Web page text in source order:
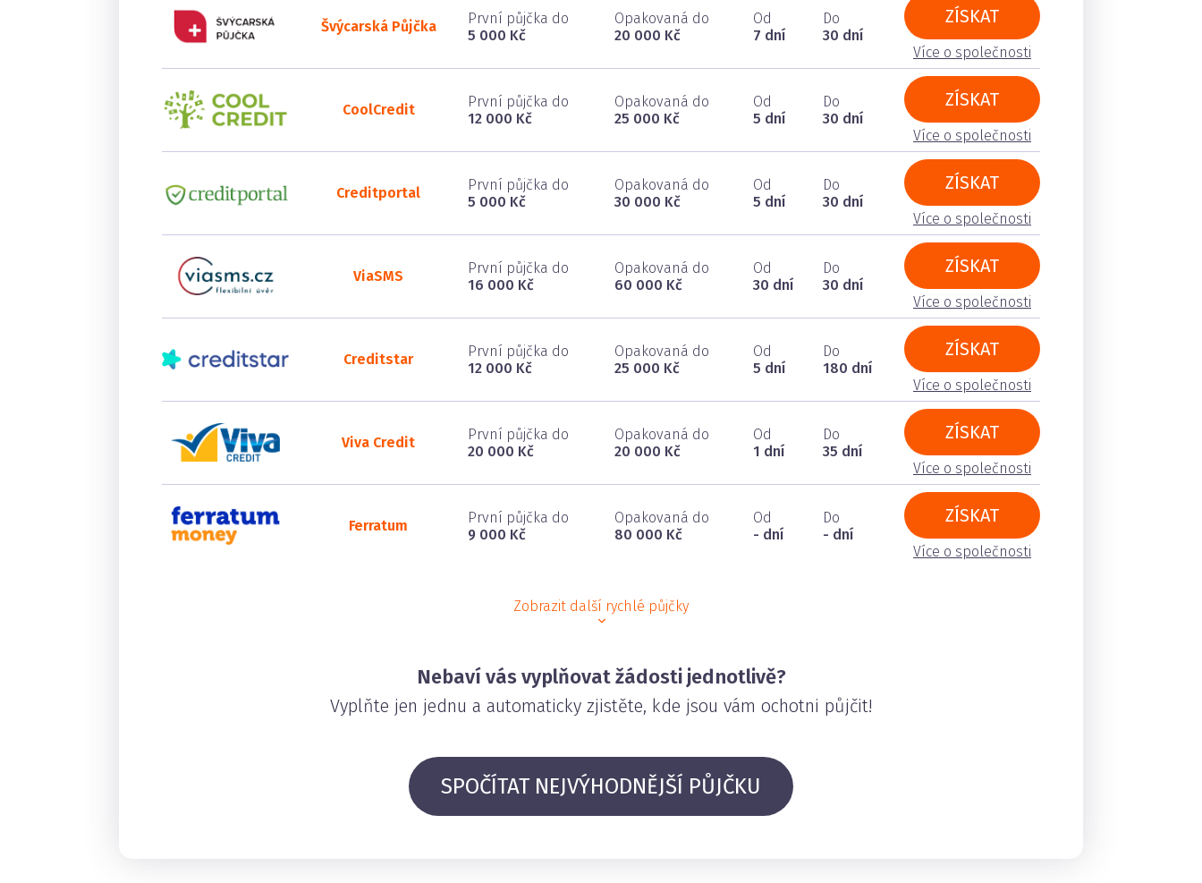
Švýcarská Půjčka
První půjčka do
5 000 Kč
Opakovaná do
20 000 Kč
Od
7 dní
Do
30 dní
ZÍSKAT
Více o společnosti
CoolCredit
První půjčka do
12 000 Kč
Opakovaná do
25 000 Kč
Od
5 dní
Do
30 dní
ZÍSKAT
Více o společnosti
Creditportal
První půjčka do
5 000 Kč
Opakovaná do
30 000 Kč
Od
5 dní
Do
30 dní
ZÍSKAT
Více o společnosti
ViaSMS
První půjčka do
16 000 Kč
Opakovaná do
60 000 Kč
Od
30 dní
Do
30 dní
ZÍSKAT
Více o společnosti
Creditstar
První půjčka do
12 000 Kč
Opakovaná do
25 000 Kč
Od
5 dní
Do
180 dní
ZÍSKAT
Více o společnosti
Viva Credit
První půjčka do
20 000 Kč
Opakovaná do
20 000 Kč
Od
1 dní
Do
35 dní
ZÍSKAT
Více o společnosti
Ferratum
První půjčka do
9 000 Kč
Opakovaná do
80 000 Kč
Od
- dní
Do
- dní
ZÍSKAT
Více o společnosti
Zobrazit další rychlé půjčky
Nebaví vás vyplňovat žádosti jednotlivě?
Vyplňte jen jednu a automaticky zjistěte, kde jsou vám ochotni půjčit!
SPOČÍTAT NEJVÝHODNĚJŠÍ PŮJČKU